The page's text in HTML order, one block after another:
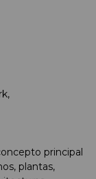
principal
plantas,